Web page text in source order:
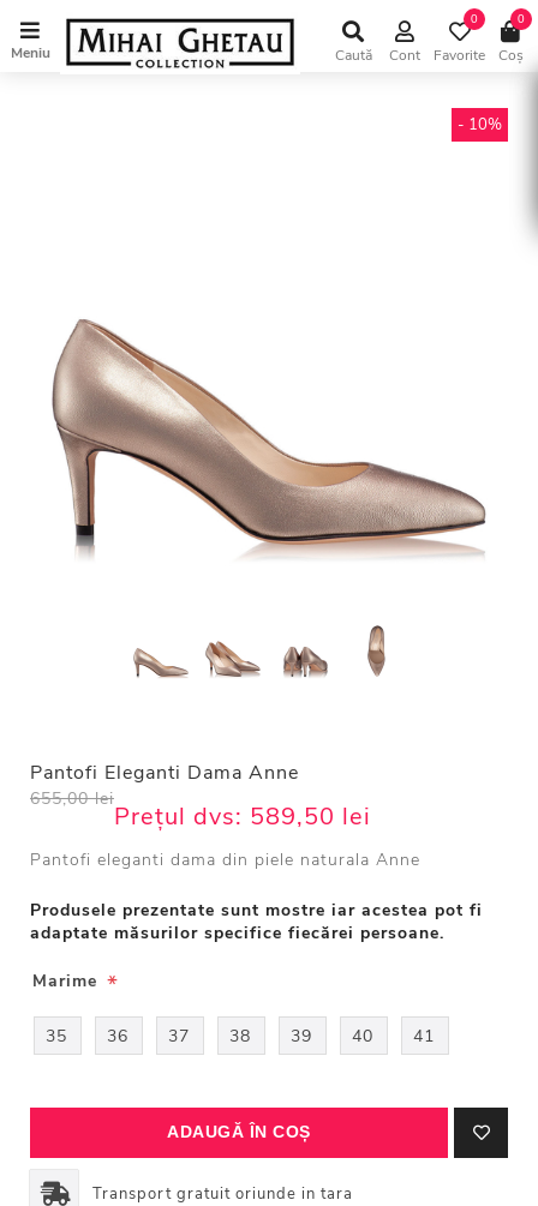
Meniu Caută Cont Favorite
0
Coș
0
- 10%
Pantofi Eleganti Dama Anne
655,00 lei
Prețul dvs: 589,50 lei
Pantofi eleganti dama din piele naturala Anne
Produsele prezentate sunt mostre iar acestea pot fi
adaptate măsurilor specifice fiecărei persoane.
Marime *
35 36 37 38 39 40 41
Transport gratuit oriunde in tara